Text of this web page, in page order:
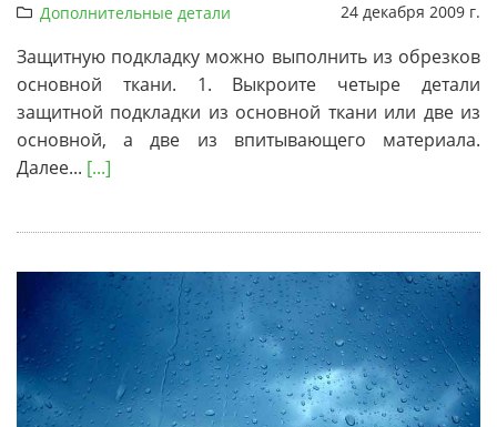
Дополнительные детали 24 декабря 2009 г.
Защитную подкладку можно выполнить из обрезков
основной ткани. 1. Выкроите четыре детали
защитной подкладки из основной ткани или две из
основной, а две из впитывающего материала.
Далее... [...]